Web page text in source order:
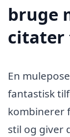
bruge
citater
En
fantastisk
kombinerer
stil og giver